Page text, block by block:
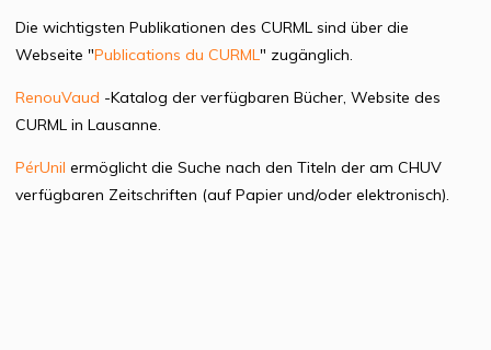
Die wichtigsten Publikationen des CURML sind über die
Webseite "Publications du CURML" zugänglich.
RenouVaud -Katalog der verfügbaren Bücher, Website des
CURML in Lausanne.
PérUnil ermöglicht die Suche nach den Titeln der am CHUV
verfügbaren Zeitschriften (auf Papier und/oder elektronisch).